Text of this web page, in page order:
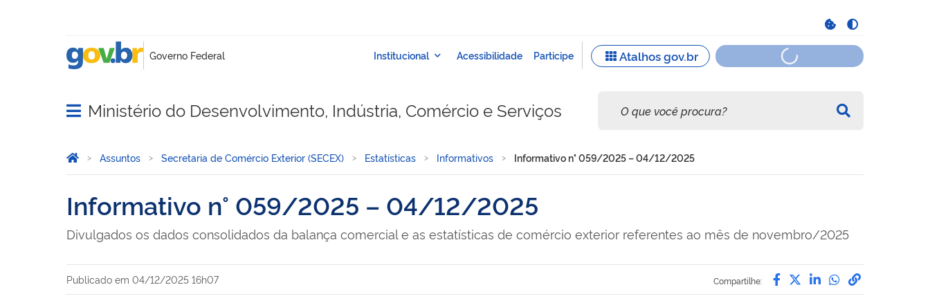
Abrir menu principal de navegação
Ministério do Desenvolvimento, Indústria, Comércio e Serviços
Você está aqui:
Página Inicial
Assuntos Secretaria de Comércio Exterior (SECEX) Estatísticas Informativos Informativo n° 059/2025 – 04/12/2025
Informativo n° 059/2025 – 04/12/2025
Divulgados os dados consolidados da balança comercial e as estatísticas de comércio exterior referentes ao mês de novembro/2025
Compartilhe: Compartilhe por
Compartilhe por
Compartilhe por
Compartilhe
link para
Publicado em 04/12/2025 16h07